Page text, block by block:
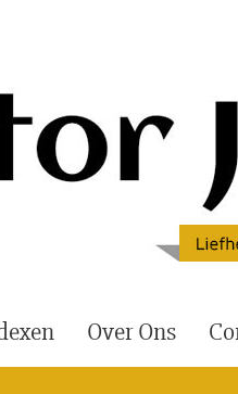
Over Ons